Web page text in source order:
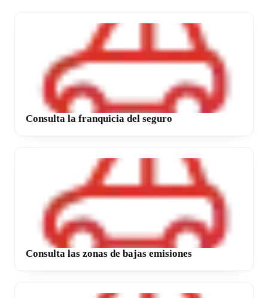
Consulta la franquicia del seguro
Consulta las zonas de bajas emisiones